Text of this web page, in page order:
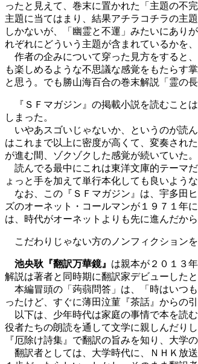
ったと見えて、巻末に置かれた「主題の不
主題に当てはまり、結果アチラコチラの主
しかないが、「幽霊と不運」みたいにあり
れぞれにどういう主題が含まれているかを
作者の企みについて穿った見方をすると
も楽しめるような不思議な感覚をもたらす
と思う。でも勝山海百合の巻末解説「霊の
『ＳＦマガジン』の掲載小説を読むこと
しまった。
いやあスゴいじゃないか、というのが読
はこれまで以上に密度が高くて、変奏され
が進む間、ゾクゾクした感覚が続いていた。
読んでる最中にこれは東洋文庫的テーマ
ょっと手を加えて単行本化しても良いような
なお、この『ＳＦマガジン』は、宇多田
ズのオーネット・コールマンが１９７１年
は、時代がオーネットよりも先に進んだから
こだわりじゃない方のノンフィクションを
池央耿『翻訳万華鏡』 は親本が２０１３
解説は著者と同時期に翻訳家デビューした
本編冒頭の「蒟蒻問答」は、「時はいつ
ったけど、すぐに薄田泣菫『茶話』からの
以下は、少年時代は家庭の事情で本を読
役者たちの朗読を通して文学に親しんだり
『厄除け詩集』で翻訳の旨みを知り、大学
翻訳者としては、大学時代に、ＮＨＫ放